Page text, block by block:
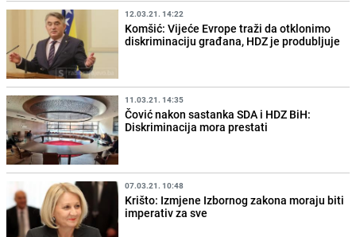
12.03.21. 14:22
Komšić: Vijeće Evrope traži da otklonimo
diskriminaciju građana, HDZ je produbljuje
11.03.21. 14:35
Čović nakon sastanka SDA i HDZ BiH:
Diskriminacija mora prestati
07.03.21. 10:48
Krišto: Izmjene Izbornog zakona moraju biti
imperativ za sve